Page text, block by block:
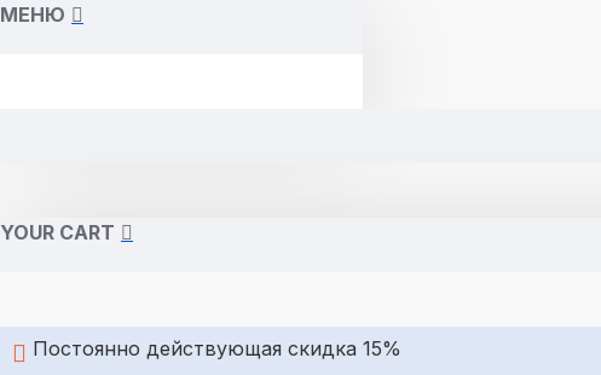
МЕНЮ
YOUR CART
Постоянно действующая скидка 15%